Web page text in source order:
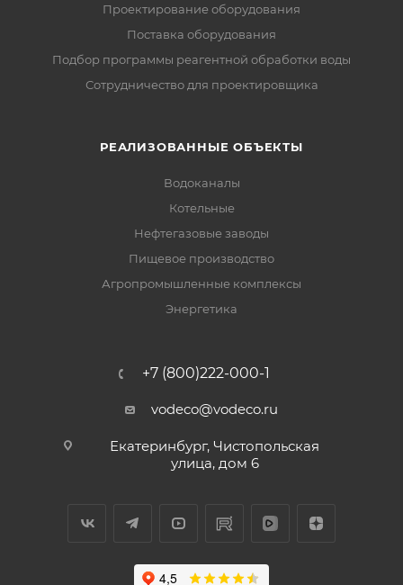
Проектирование оборудования
Поставка оборудования
Подбор программы реагентной обработки воды
Сотрудничество для проектировщика
РЕАЛИЗОВАННЫЕ ОБЪЕКТЫ
Водоканалы
Котельные
Нефтегазовые заводы
Пищевое производство
Агропромышленные комплексы
Энергетика
+7 (800)222-000-1
vodeco@vodeco.ru
Екатеринбург, Чистопольская
улица, дом 6